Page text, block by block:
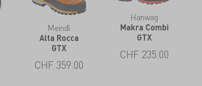
Meindl
Alta Rocca
GTX
CHF 359.00
Hanwag
Makra Combi
GTX
CHF 235.00